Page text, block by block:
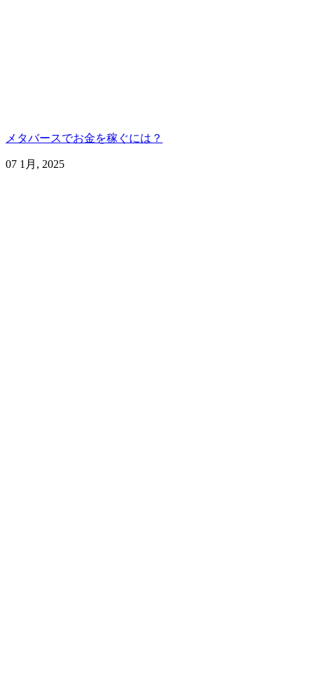
メタバースでお金を稼ぐには？
07 1月, 2025